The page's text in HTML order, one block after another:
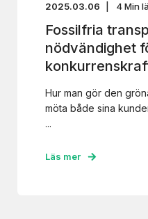
2025.03.06 4Min
Fossilfria
nödvändighet
Hur man gör den
möta både sina
...
Läs mer